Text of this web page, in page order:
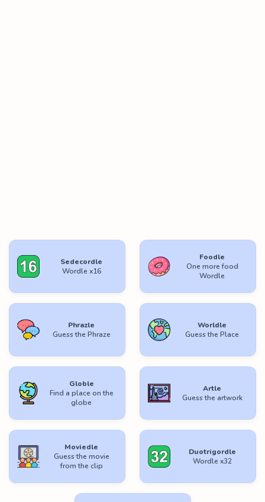
Sedecordle
Wordle x16
Foodle
One more food
Wordle
Phrazle
Guess the Phraze
Worldle
Guess the Place
Globle
Find a place on the
globe
Artle
Guess the artwork
Moviedle
Guess the movie
from the clip
Duotrigordle
Wordle x32